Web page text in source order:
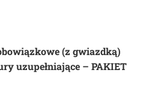
(z gwiazdką)
uzupełniające – PAKIET